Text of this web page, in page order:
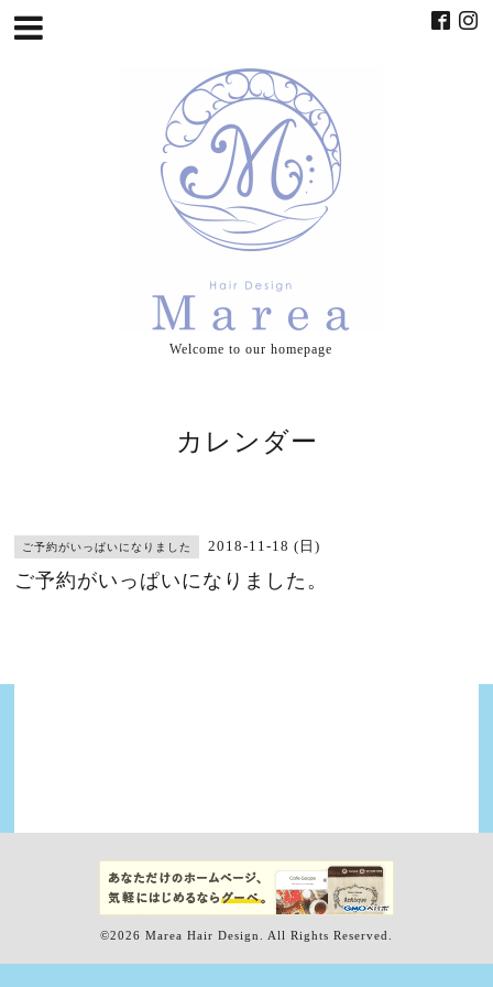
Welcome to our homepage
カレンダー
ご予約がいっぱいになりました 2018-11-18 (日)
ご予約がいっぱいになりました。
©2026 Marea Hair Design . All Rights Reserved.